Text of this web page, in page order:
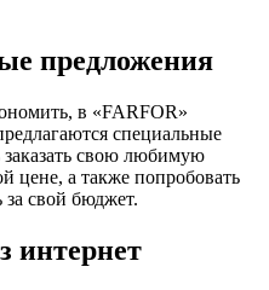
предложения
в «FARFOR»
специальные
свою любимую
цене, а также попробовать
свой бюджет.
интернет